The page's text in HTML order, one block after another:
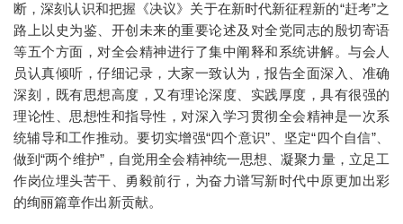
断，深刻认识和把握《决议》关于在新时代新征程新的“赶考”之
路上以史为鉴、开创未来的重要论述及对全党同志的殷切寄语
等五个方面，对全会精神进行了集中阐释和系统讲解。与会人
员认真倾听，仔细记录，大家一致认为，报告全面深入、准确
深刻，既有思想高度，又有理论深度、实践厚度，具有很强的
理论性、思想性和指导性，对深入学习贯彻全会精神是一次系
统辅导和工作推动。要切实增强“四个意识”、坚定“四个自信”、
做到“两个维护”，自觉用全会精神统一思想、凝聚力量，立足工
作岗位埋头苦干、勇毅前行，为奋力谱写新时代中原更加出彩
的绚丽篇章作出新贡献。